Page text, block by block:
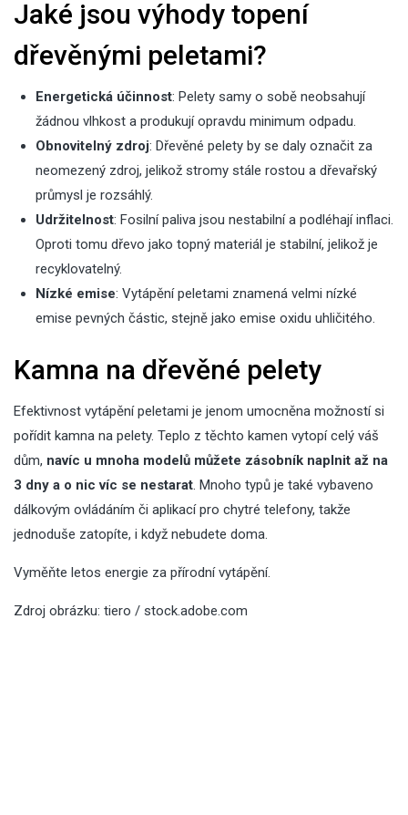
Jaké jsou výhody topení
dřevěnými peletami?
Energetická účinnost: Pelety samy o sobě neobsahují
žádnou vlhkost a produkují opravdu minimum odpadu.
Obnovitelný zdroj: Dřevěné pelety by se daly označit za
neomezený zdroj, jelikož stromy stále rostou a dřevařský
průmysl je rozsáhlý.
Udržitelnost: Fosilní paliva jsou nestabilní a podléhají inflaci.
Oproti tomu dřevo jako topný materiál je stabilní, jelikož je
recyklovatelný.
Nízké emise: Vytápění peletami znamená velmi nízké
emise pevných částic, stejně jako emise oxidu uhličitého.
Kamna na dřevěné pelety
Efektivnost vytápění peletami je jenom umocněna možností si
pořídit kamna na pelety. Teplo z těchto kamen vytopí celý váš
dům, navíc u mnoha modelů můžete zásobník naplnit až na
3 dny a o nic víc se nestarat. Mnoho typů je také vybaveno
dálkovým ovládáním či aplikací pro chytré telefony, takže
jednoduše zatopíte, i když nebudete doma.
Vyměňte letos energie za přírodní vytápění.
Zdroj obrázku: tiero / stock.adobe.com